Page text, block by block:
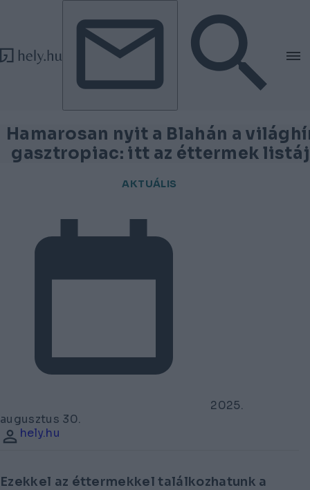
Tovább a tartalomhoz
Tovább a lábléchez
Hamarosan nyit a Blahán a
gasztropiac: itt az éttermek
AKTUÁLIS
2025.
augusztus 30.
hely.hu
Ezekkel az éttermekkel találkozhatunk a